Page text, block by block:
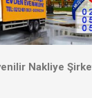
Nakliye